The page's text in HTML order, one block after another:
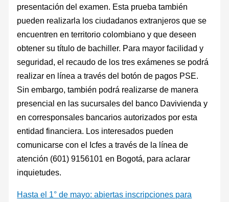
presentación del examen. Esta prueba también
pueden realizarla los ciudadanos extranjeros que se
encuentren en territorio colombiano y que deseen
obtener su título de bachiller. Para mayor facilidad y
seguridad, el recaudo de los tres exámenes se podrá
realizar en línea a través del botón de pagos PSE.
Sin embargo, también podrá realizarse de manera
presencial en las sucursales del banco Davivienda y
en corresponsales bancarios autorizados por esta
entidad financiera. Los interesados pueden
comunicarse con el Icfes a través de la línea de
atención (601) 9156101 en Bogotá, para aclarar
inquietudes.
Hasta el 1° de mayo: abiertas inscripciones para